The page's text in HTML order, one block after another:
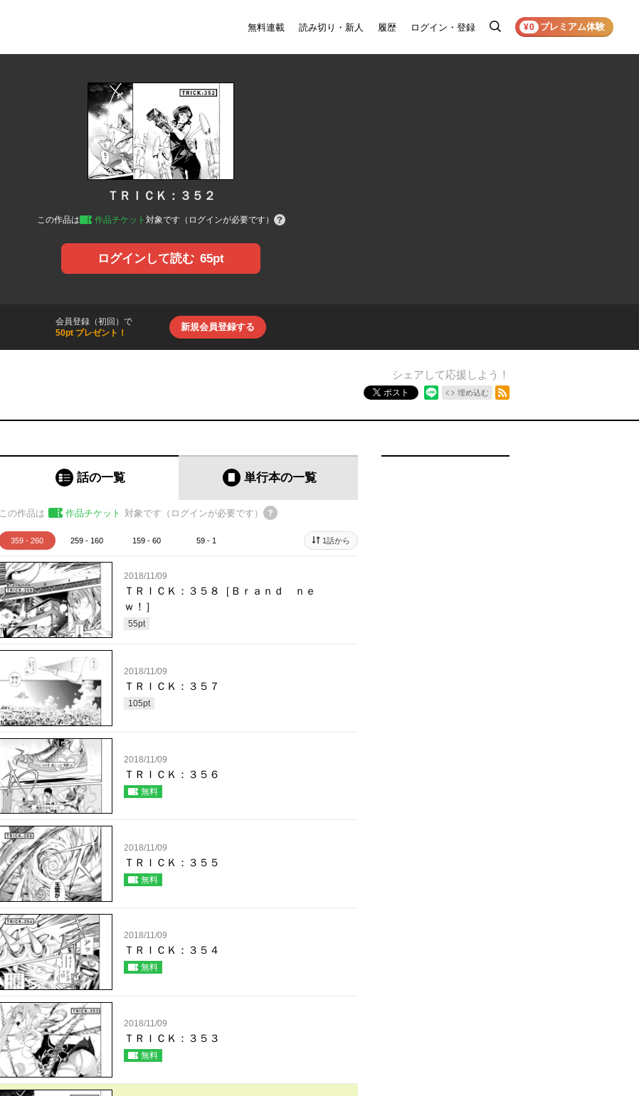
無料連載 読み切り・新人 履歴 ログイン・登録
検
¥0 プレミアム体験
ＴＲＩＣＫ：３５２
この作品は 作品チケット 対象です（ログインが必要です）
ログインして読む 65pt
会員登録（初回）で
50pt プレゼント！
新規会員登録する
シェアして応援しよう！
ポスト 埋め込む
話の一覧 単行本の一覧
この作品は 作品チケット 対象です（ログインが必要です）
359 - 260 259 - 160 159 - 60 59 - 1 1話から
2018/11/09
ＴＲＩＣＫ：３５８［Ｂｒａｎｄ ｎｅ
ｗ！］
55pt
2018/11/09
ＴＲＩＣＫ：３５７
105pt
2018/11/09
ＴＲＩＣＫ：３５６
無料
2018/11/09
ＴＲＩＣＫ：３５５
無料
2018/11/09
ＴＲＩＣＫ：３５４
無料
2018/11/09
ＴＲＩＣＫ：３５３
無料